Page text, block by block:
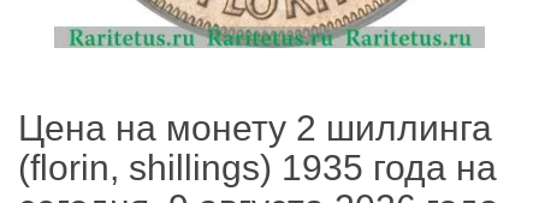
Цена на монету 2 шиллинга
(florin, shillings) 1935 года на